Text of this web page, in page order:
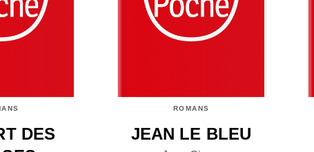
DES
ROMANS
JEAN LE BLEU